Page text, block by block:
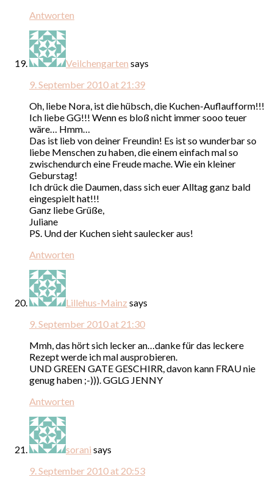
Antworten
Veilchengarten says
9. September 2010 at 21:39
Oh, liebe Nora, ist die hübsch, die Kuchen-Auflaufform!!!
Ich liebe GG!!! Wenn es bloß nicht immer sooo teuer
wäre… Hmm…
Das ist lieb von deiner Freundin! Es ist so wunderbar so
liebe Menschen zu haben, die einem einfach mal so
zwischendurch eine Freude mache. Wie ein kleiner
Geburstag!
Ich drück die Daumen, dass sich euer Alltag ganz bald
eingespielt hat!!!
Ganz liebe Grüße,
Juliane
PS. Und der Kuchen sieht saulecker aus!
Antworten
Lillehus-Mainz says
9. September 2010 at 21:30
Mmh, das hört sich lecker an…danke für das leckere
Rezept werde ich mal ausprobieren.
UND GREEN GATE GESCHIRR, davon kann FRAU nie
genug haben ;-))). GGLG JENNY
Antworten
sorani says
9. September 2010 at 20:53